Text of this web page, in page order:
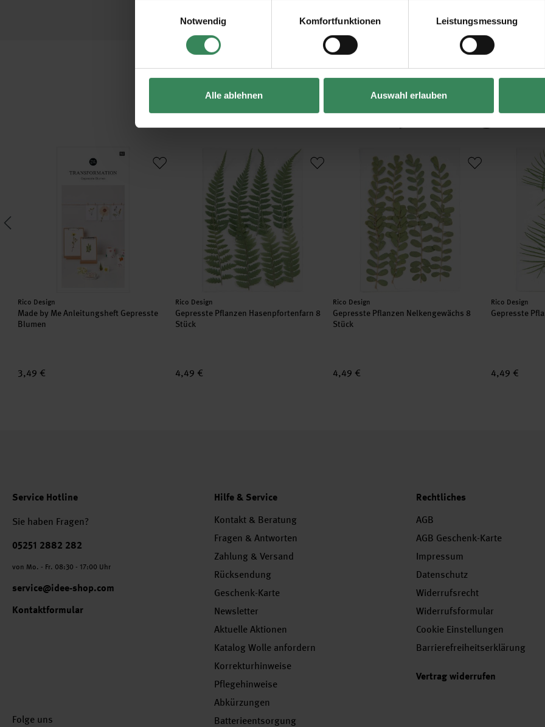
Impressum
Datenschutz Vertrag widerrufen
Notwendig
Komfortfunktionen Leistungsmessung
Alle ablehnen Auswahl erlauben
Kaufempfehlung
Made by Me Anleitungsheft Gepresste Blumen
Hersteller:
Rico Design
Made by Me Anleitungsheft Gepresste
Blumen
3,49 €
Gepresste Pflanzen Hasenpfortenfarn 8 Stück
Hersteller:
Rico Design
Gepresste Pflanzen Hasenpfortenfarn 8
Stück
4,49 €
Gepresste Pflanzen Nelkengewächs 8 Stück
Hersteller:
Rico Design
Gepresste Pflanzen Nelkengewächs 8
Stück
4,49 €
Gepresste
Hersteller:
Rico Design
Gepresste
4,49 €
Service Hotline
Sie haben Fragen?
Telefonnummer
05251 2882 282
von Mo. - Fr. 08:30 - 17:00 Uhr
service@idee-shop.com
Kontaktformular
Folge uns
Hilfe & Service
Kontakt & Beratung
Fragen & Antworten
Zahlung & Versand
Rücksendung
Geschenk-Karte
Newsletter
Aktuelle Aktionen
Katalog Wolle anfordern
Korrekturhinweise
Pflegehinweise
Abkürzungen
Batterieentsorgung
Rechtliches
AGB
AGB Geschenk-Karte
Impressum
Datenschutz
Widerrufsrecht
Widerrufsformular
Cookie Einstellungen
Barrierefreiheitserklärung
Vertrag widerrufen